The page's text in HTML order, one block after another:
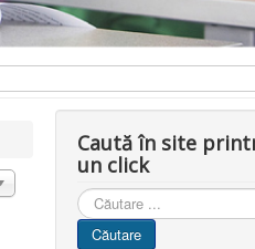
Caută în site
un click
Cauta
in
site
Căutare